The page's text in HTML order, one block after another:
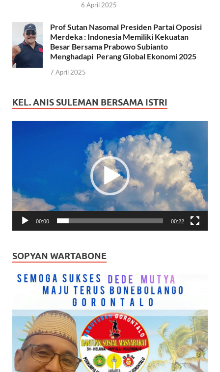
6 April 2025
Prof Sutan Nasomal Presiden Partai Oposisi
Merdeka : Indonesia Memiliki Kekuatan
Besar Bersama Prabowo Subianto
Menghadapi Perang Global Ekonomi 2025
7 April 2025
KEL. ANIS SULEMAN BERSAMA ISTRI
00:00 00:22
SOPYAN WARTABONE